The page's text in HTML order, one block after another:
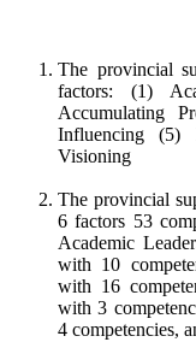
The provincial
factors: (1)
Accumulating
Influencing (5)
Visioning
The provincial
6 factors 53
Academic
with 10
with 16
with 3
4 competencies,